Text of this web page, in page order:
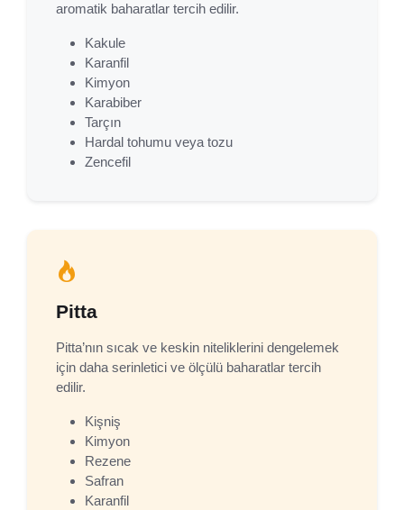
aromatik baharatlar tercih edilir.
Kakule
Karanfil
Kimyon
Karabiber
Tarçın
Hardal tohumu veya tozu
Zencefil
Pitta
Pitta’nın sıcak ve keskin niteliklerini dengelemek
için daha serinletici ve ölçülü baharatlar tercih
edilir.
Kişniş
Kimyon
Rezene
Safran
Karanfil